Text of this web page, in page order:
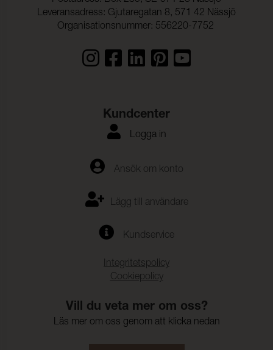
Leveransadress: Gjutaregatan 8, 571 42 Nässjö
Organisationsnummer: 556220-7752
Kundcenter
Logga in
Ansök om konto
Lägg till användare
Kundservice
Integritetspolicy
Cookiepolicy
Vill du veta mer om oss?
Läs mer om oss genom att klicka nedan